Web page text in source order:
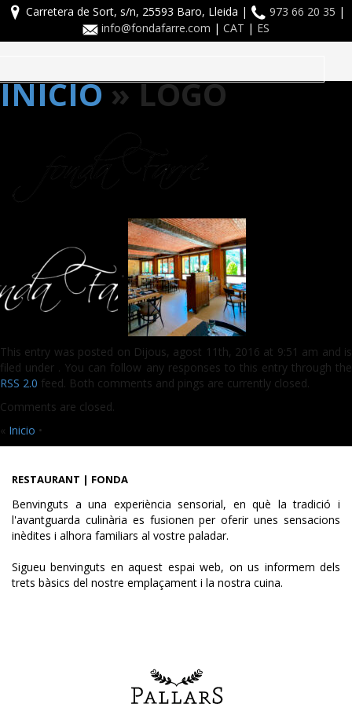
Carretera de Sort, s/n, 25593 Baro, Lleida | 973 66 20 35 |
info@fondafarre.com | CAT | ES
navigation
INICIO» LOGO
•
This entry was posted on Dijous, agost 11th, 2016 at 9:51 am and is
filed under . You can follow any responses to this entry through the
RSS 2.0 feed. Both comments and pings are currently closed.
Comments are closed.
« Inicio •
RESTAURANT | FONDA
Benvinguts a una experiència sensorial, en què la tradició i
l'avantguarda culinària es fusionen per oferir unes sensacions
inèdites i alhora familiars al vostre paladar.
Sigueu benvinguts en aquest espai web, on us informem dels
trets bàsics del nostre emplaçament i la nostra cuina.